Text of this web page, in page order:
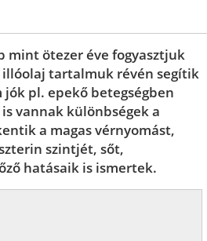
mint ötezer éve fogyasztjuk
illóolaj tartalmuk révén segítik
jók pl. epekő betegségben
vannak különbségek a
a magas vérnyomást,
szintjét, sőt,
hatásaik is ismertek.